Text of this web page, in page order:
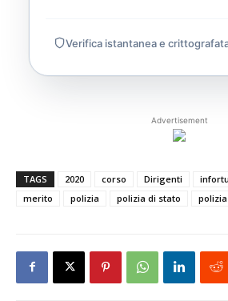
Verifica istantanea e
Advertisement
TAGS 2020 corso Dirigenti
merito
polizia polizia di stato